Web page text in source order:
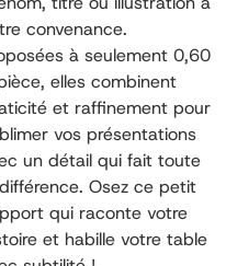
convenance.
à seulement 0,60
elles combinent
et raffinement pour
vos présentations
un détail qui fait toute
Osez ce petit
qui raconte votre
et habille votre table